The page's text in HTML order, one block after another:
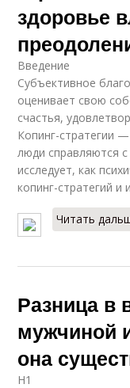
здоровье
Введение
Субъективное
оценивает свою
счастья,
Копинг-стратегии
люди справляются
исследует, как
копинг-стратегий и
Читать
Разница в
мужчиной
она
H1